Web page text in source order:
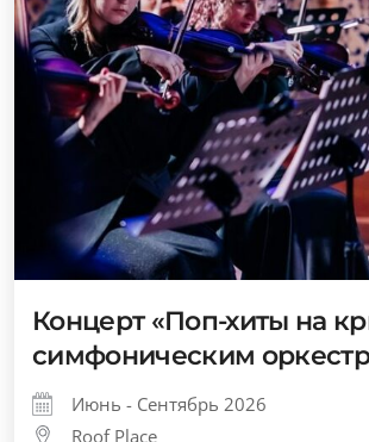
Концерт «Поп-хиты на
симфоническим
Июнь - Сентябрь 2026
Roof Place